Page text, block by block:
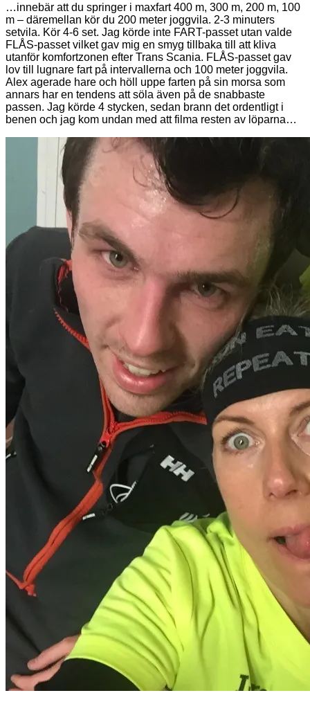
…innebär att du springer i maxfart 400 m, 300 m, 200 m, 100
m – däremellan kör du 200 meter joggvila. 2-3 minuters
setvila. Kör 4-6 set. Jag körde inte FART-passet utan valde
FLÅS-passet vilket gav mig en smyg tillbaka till att kliva
utanför komfortzonen efter Trans Scania. FLÅS-passet gav
lov till lugnare fart på intervallerna och 100 meter joggvila.
Alex agerade hare och höll uppe farten på sin morsa som
annars har en tendens att söla även på de snabbaste
passen. Jag körde 4 stycken, sedan brann det ordentligt i
benen och jag kom undan med att filma resten av löparna…